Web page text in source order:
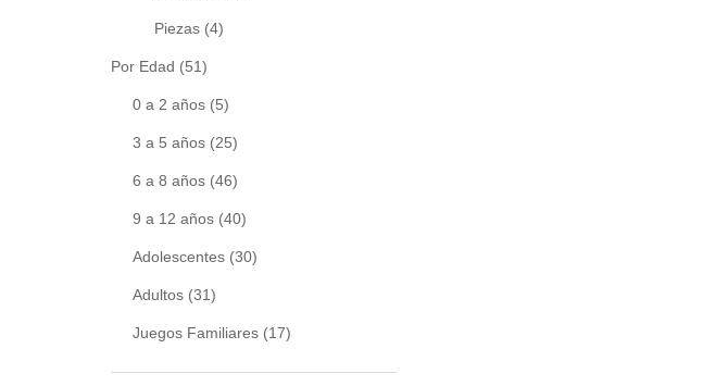
Piezas (4)
Por Edad (51)
0 a 2 años (5)
3 a 5 años (25)
6 a 8 años (46)
9 a 12 años (40)
Adolescentes (30)
Adultos (31)
Juegos Familiares (17)